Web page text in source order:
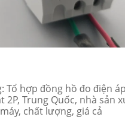
Tổ hợp đồng hồ đo điện
2P, Trung Quốc, nhà sản
chất lượng, giá cả